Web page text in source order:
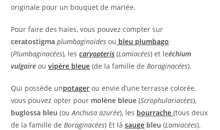
originale pour un bouquet de mariée.
Pour faire des haies, vous pouvez compter sur
ceratostigmaplumbaginoides ou bleu plumbago
(Plumbaginacées), lescaryopteris (Lamiacées) et leéchium
vulgaireouvipère bleue (de la famille deBoraginacées).
Qui possède unpotager ou envie d’une terrasse colorée,
vous pouvez opter pour molène bleue(Scrophulariacées),
buglossa bleu (ouAnchusa azurée), les bourrache (tous deux
de la famille deBoraginacées) Et làsauge bleu(Lamiacées).